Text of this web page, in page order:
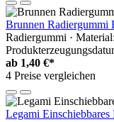
Brunnen Radiergummi
Radiergummi ·
ab 1,40 €*
4 Preise vergleichen
Legami